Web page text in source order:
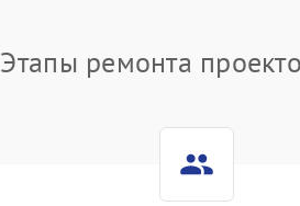
Этапы ремонта